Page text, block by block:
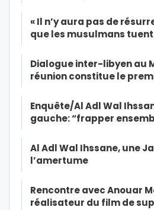
« Il n’y aura pas de
que les musulmans
Dialogue inter-libyen au
réunion constitue le
Enquête/Al Adl Wal
gauche: “frapper
Al Adl Wal Ihssane, une
l’amertume
Rencontre avec Anouar
réalisateur du film de